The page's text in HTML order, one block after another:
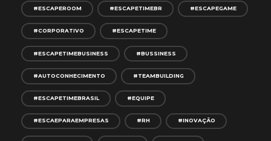
#ESCAPEROOM #ESCAPETIMEBR #ESCAPEGAME
#CORPORATIVO #ESCAPETIME
#ESCAPETIMEBUSINESS #BUSSINESS
#AUTOCONHECIMENTO #TEAMBUILDING
#ESCAPETIMEBRASIL #EQUIPE
#ESCAEPARAEMPRESAS #RH #INOVAÇÃO